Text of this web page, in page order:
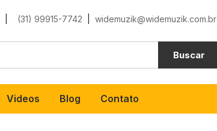
(31) 99915-7742 widemuzik@widemuzik.com.br
Buscar
Videos Blog Contato